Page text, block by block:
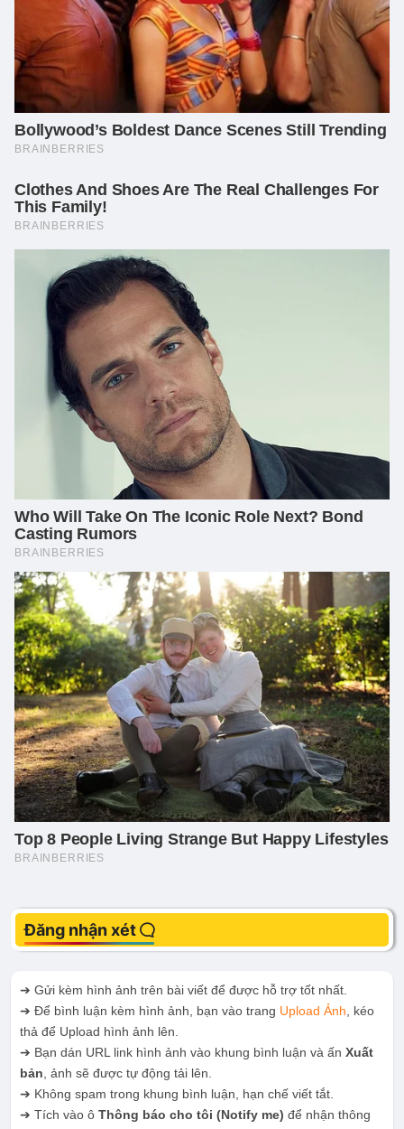
Đăng nhận xét
➔ Gửi kèm hình ảnh trên bài viết để được hỗ trợ tốt nhất.
➔ Để bình luận kèm hình ảnh, bạn vào trang Upload Ảnh, kéo
thả để Upload hình ảnh lên.
➔ Bạn dán URL link hình ảnh vào khung bình luận và ấnXuất
bản, ảnh sẽ được tự động tải lên.
➔ Không spam trong khung bình luận, hạn chế viết tắt.
➔ Tích vào ôThông báo cho tôi (Notify me)để nhận thông